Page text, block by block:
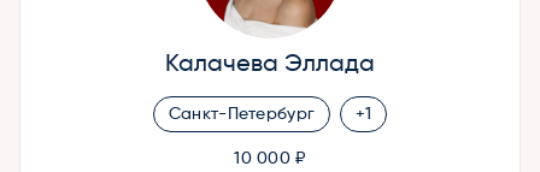
Калачева Эллада
Санкт-Петербург +1
10 000 ₽